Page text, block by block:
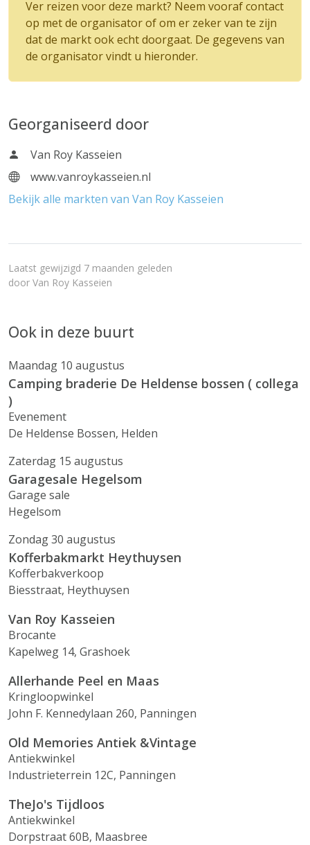
Ver reizen voor deze markt? Neem vooraf contact
op met de organisator of om er zeker van te zijn
dat de markt ook echt doorgaat. De gegevens van
de organisator vindt u hieronder.
Georganiseerd door
Van Roy Kasseien
www.vanroykasseien.nl
Bekijk alle markten van Van Roy Kasseien
Laatst gewijzigd 7 maanden geleden
door Van Roy Kasseien
Ook in deze buurt
Maandag 10 augustus
Camping braderie De Heldense bossen ( collega
)
Evenement
De Heldense Bossen, Helden
Zaterdag 15 augustus
Garagesale Hegelsom
Garage sale
Hegelsom
Zondag 30 augustus
Kofferbakmarkt Heythuysen
Kofferbakverkoop
Biesstraat, Heythuysen
Van Roy Kasseien
Brocante
Kapelweg 14, Grashoek
Allerhande Peel en Maas
Kringloopwinkel
John F. Kennedylaan 260, Panningen
Old Memories Antiek &Vintage
Antiekwinkel
Industrieterrein 12C, Panningen
TheJo's Tijdloos
Antiekwinkel
Dorpstraat 60B, Maasbree